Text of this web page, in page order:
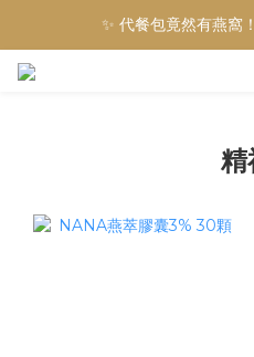
✨ 代餐包竟然有燕窩
精